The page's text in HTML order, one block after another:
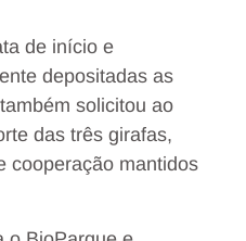
de início e
depositadas as
solicitou ao
das três girafas,
cooperação mantidos